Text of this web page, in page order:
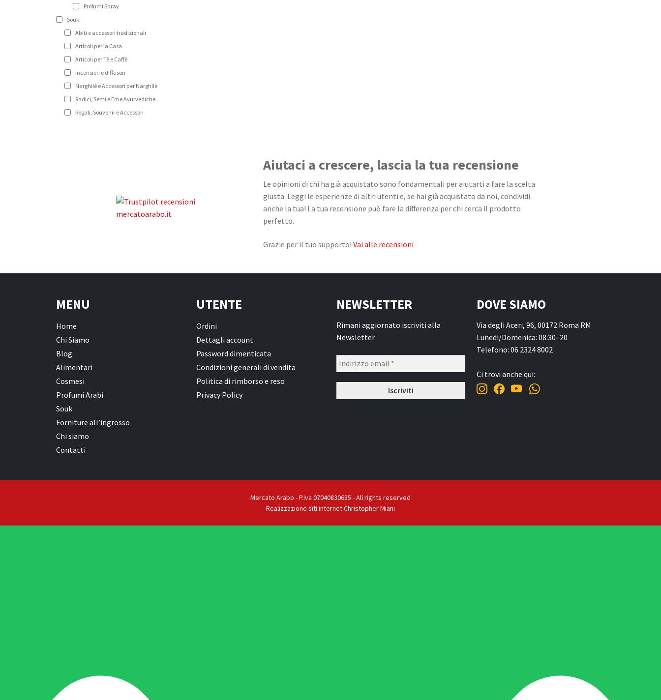
Profumi Spray
Souk
Abiti e accessori tradizionali
Articoli per la Casa
Articoli per Tè e Caffè
Incensieri e diffusori
Narghilè e Accessori per Narghilè
Radici, Semi e Erbe Ayurvediche
Regali, Souvenir e Accessori
Aiutaci a crescere, lascia la tua recensione
Le opinioni di chi ha già acquistato sono fondamentali per aiutarti a fare la scelta
giusta. Leggi le esperienze di altri utenti e, se hai già acquistato da noi, condividi
anche la tua! La tua recensione può fare la differenza per chi cerca il prodotto
perfetto.
Grazie per il tuo supporto! Vai alle recensioni
MENU
Home
Chi Siamo
Blog
Alimentari
Cosmesi
Profumi Arabi
Souk
Forniture all’ingrosso
Chi siamo
Contatti
UTENTE
Ordini
Dettagli account
Password dimenticata
Condizioni generali di vendita
Politica di rimborso e reso
Privacy Policy
NEWSLETTER
Rimani aggiornato iscriviti alla
Newsletter
DOVE SIAMO
Via degli Aceri, 96, 00172 Roma RM
Lunedi/Domenica: 08:30–20
Telefono: 06 2324 8002
Ci trovi anche qui:
Mercato Arabo - P.Iva 07040830635 - All rights reserved
Realizzazione siti internet Christopher Miani